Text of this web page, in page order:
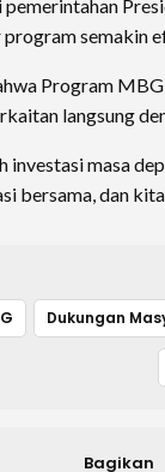
program semakin
Program
langsung
investasi masa
bersama, dan
Bagikan